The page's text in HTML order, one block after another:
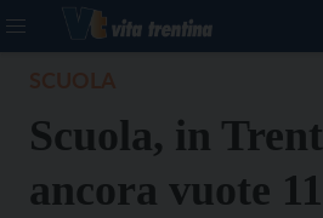
Scuola, in
ancora vuote